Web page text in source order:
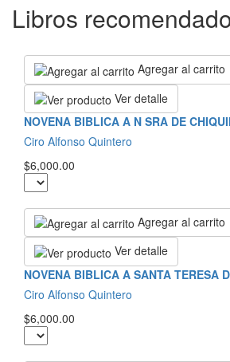
Libros
Agregar al carrito
Ver detalle
NOVENA BIBLICA A N SRA DE
Ciro Alfonso Quintero
$6,000.00
Agregar al carrito
Ver detalle
NOVENA BIBLICA A SANTA TERESA
Ciro Alfonso Quintero
$6,000.00